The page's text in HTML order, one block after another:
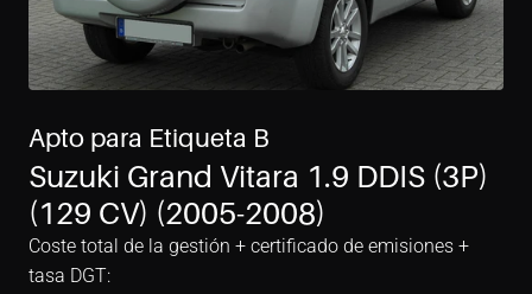
Apto para Etiqueta B
Suzuki Grand Vitara 1.9 DDIS (3P)
(129 CV) (2005-2008)
Coste total de la gestión + certificado de emisiones +
tasa DGT: